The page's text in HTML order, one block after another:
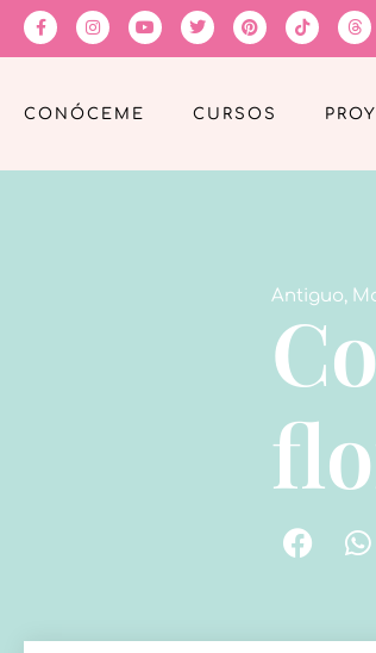
CONÓCEME CURSOS
Antiguo,